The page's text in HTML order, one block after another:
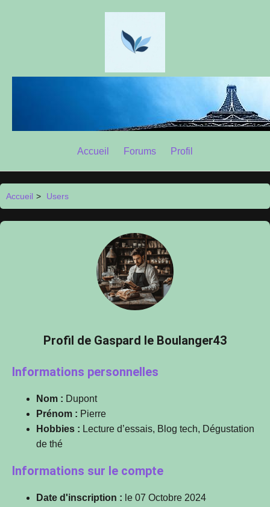
Accueil Forums Profil
Accueil > Users
Profil de Gaspard le Boulanger43
Informations personnelles
Nom : Dupont
Prénom : Pierre
Hobbies : Lecture d’essais, Blog tech, Dégustation
de thé
Informations sur le compte
Date d'inscription : le 07 Octobre 2024